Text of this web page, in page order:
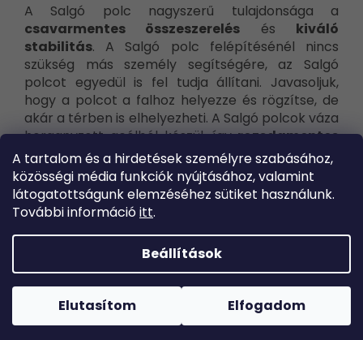
A tartalom és a hirdetésekszemélyre szabásához,
közösségi média funkciók nyújtásához, valamint
látogatottságunk elemzéséhez sütiket használunk.
További információitt.
Beállítások
Elutasítom Elfogadom
A Salgó polc nagyszerű tulajdonsága a
csavarmentes összeszerelés és kiváló
stabilitás. A Salgó polc felépítésénél nincs
szükség más személy segítségére, az Salgó
polcot egyedül is fel tudja állítani. Javasoljuk,
hogy a polcot a falhoz helyezze és rögzítse, de
akár a térben is elhelyezheti. A Salgó polcok váza
horganyzott acélból készül, ígyrozsdamentes
éstartós.
Megjegyzés: A teherbírás 700 kg a polcok
egyenletes terhelésére vonatkozik.